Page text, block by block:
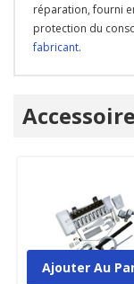
réparation, fourni
protection du
fabricant.
Ajouter Au